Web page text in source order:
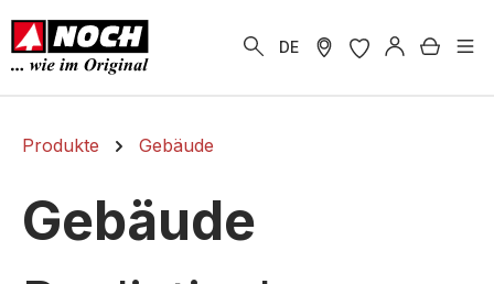
springen
DE
Produkte Gebäude
Gebäude